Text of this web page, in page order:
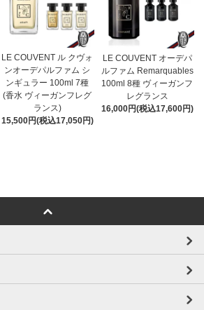
LE COUVENT ル クヴォ
ンオーデパルファム シ
ンギュラー 100ml 7種
(香水 ヴィーガンフレグ
ランス)
15,500円(税込17,050円)
LE COUVENT オーデパ
ルファム Remarquables
100ml 8種 ヴィーガンフ
レグランス
16,000円(税込17,600円)